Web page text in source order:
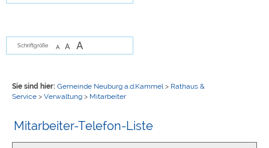
Schriftgröße A A A
Sie sind hier: Gemeinde Neuburg a.d.Kammel > Rathaus &
Service> Verwaltung> Mitarbeiter
Mitarbeiter-Telefon-Liste